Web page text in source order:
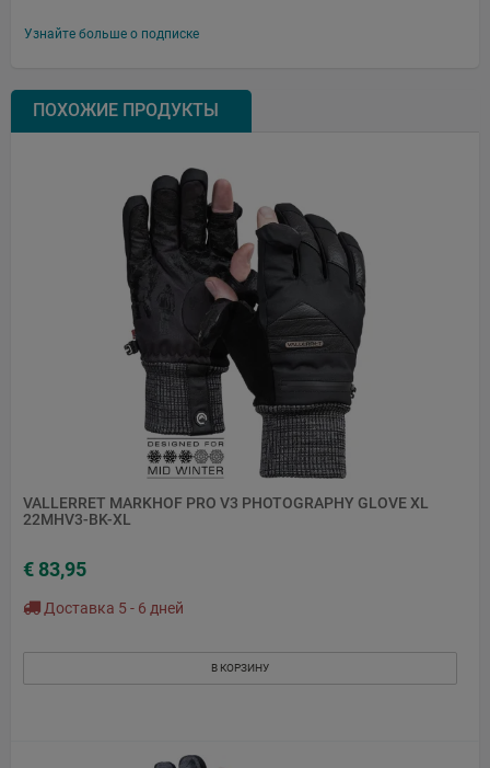
Узнайте больше о подписке
ПОХОЖИЕ ПРОДУКТЫ
VALLERRET MARKHOF PRO V3 PHOTOGRAPHY GLOVE XL
22MHV3-BK-XL
€ 83,95
Доставка 5 - 6 дней
В КОРЗИНУ